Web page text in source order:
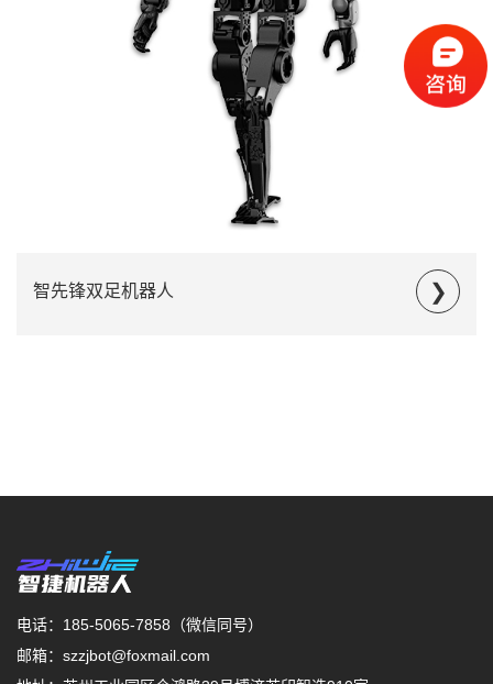
智先锋双足机器人
电话：185-5065-7858（微信同号）
邮箱：szzjbot@foxmail.com